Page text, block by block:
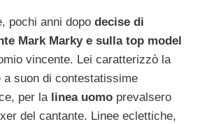
pochi anni dopo decise di
Mark Marky e sulla top model
vincente. Lei caratterizzò la
a suon di contestatissime
per la linea uomo prevalsero
del cantante. Linee eclettiche,